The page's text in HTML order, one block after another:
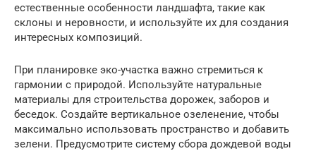
естественные особенности ландшафта, такие как
склоны и неровности, и используйте их для создания
интересных композиций.
При планировке эко-участка важно стремиться к
гармонии с природой. Используйте натуральные
материалы для строительства дорожек, заборов и
беседок. Создайте вертикальное озеленение, чтобы
максимально использовать пространство и добавить
зелени. Предусмотрите систему сбора дождевой воды